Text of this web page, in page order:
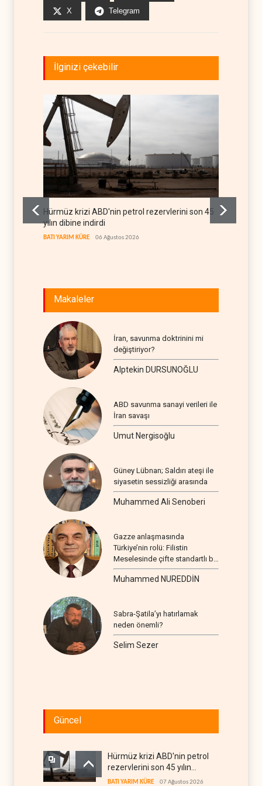
X Telegram
İlginizi çekebilir
Hürmüz krizi ABD'nin petrol rezervlerini son 45
yılın dibine indirdi
BATI YARIM KÜRE 06 Ağustos 2026
Makaleler
İran, savunma doktrinini mi
değiştiriyor?
Alptekin DURSUNOĞLU
ABD savunma sanayi verileri ile
İran savaşı
Umut Nergisoğlu
Güney Lübnan; Saldırı ateşi ile
siyasetin sessizliği arasında
Muhammed Ali Senoberi
Gazze anlaşmasında
Türkiye’nin rolü: Filistin
Meselesinde çifte standartlı bir
seyir
Muhammed NUREDDİN
Sabra-Şatila’yı hatırlamak
neden önemli?
Selim Sezer
Güncel
Hürmüz krizi ABD'nin petrol
rezervlerini son 45 yılın
dibine indirdi
BATI YARIM KÜRE 07 Ağustos 2026